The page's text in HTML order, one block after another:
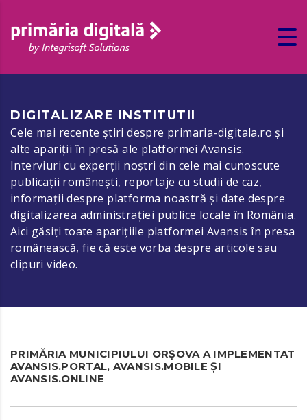
DIGITALIZARE INSTITUTII
Cele mai recente știri despre primaria-digitala.ro și
alte apariții în presă ale platformei Avansis.
Interviuri cu experții noștri din cele mai cunoscute
publicații românești, reportaje cu studii de caz,
informații despre platforma noastră și date despre
digitalizarea administrației publice locale în România.
Aici găsiți toate aparițiile platformei Avansis în presa
românească, fie că este vorba despre articole sau
clipuri video.
PRIMĂRIA MUNICIPIULUI ORȘOVA A IMPLEMENTAT
AVANSIS.PORTAL, AVANSIS.MOBILE ȘI
AVANSIS.ONLINE